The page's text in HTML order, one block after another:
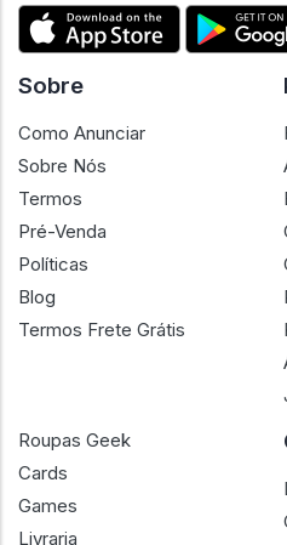
Sobre
Como Anunciar
Sobre Nós
Termos
Pré-Venda
Políticas
Blog
Termos Frete Grátis
Roupas Geek
Cards
Games
Livraria